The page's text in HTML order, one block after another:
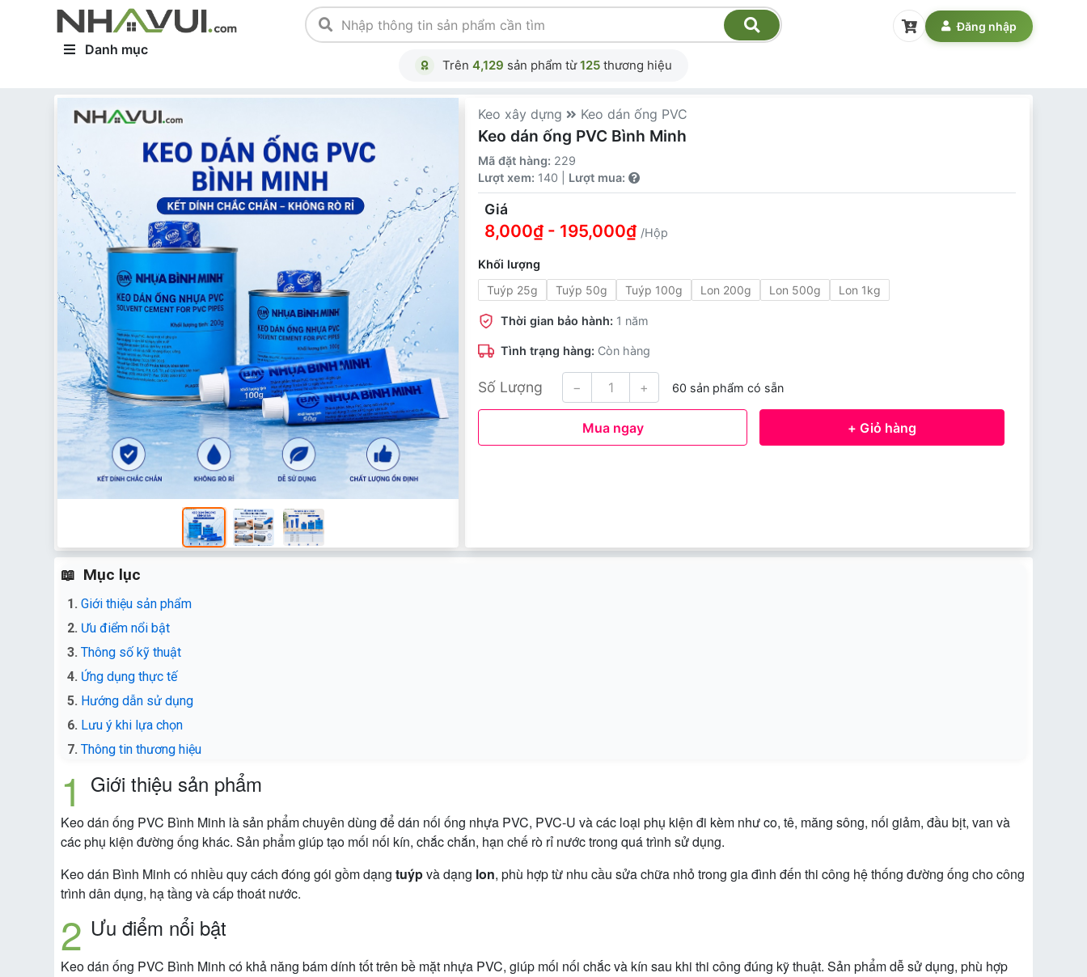
Danh mục
Trên 4,129 sản phẩm từ125 thương hiệu
Đăng nhập
Keo xây dựng Keo dán ống PVC
Keo dán ống PVC Bình Minh
Mã đặt hàng: 229
Lượt xem: 140 | Lượt mua:
Giá
8,000₫ - 195,000₫ /Hộp
Khối lượng
Tuýp 25g
Tuýp 50g Tuýp 100g Lon 200g Lon 500g Lon 1kg
Thời gian bảo hành: 1 năm
Tình trạng hàng: Còn hàng
Số Lượng − + 60 sản phẩm có sẵn
Mua ngay + Giỏ hàng
Mục lục
Giới thiệu sản phẩm
Ưu điểm nổi bật
Thông số kỹ thuật
Ứng dụng thực tế
Hướng dẫn sử dụng
Lưu ý khi lựa chọn
Thông tin thương hiệu
Giới thiệu sản phẩm
Keo dán ống PVC Bình Minh là sản phẩm chuyên dùng để dán nối ống nhựa PVC, PVC-U và các loại phụ kiện đi kèm như co, tê, măng sông, nối giảm, đầu bịt, van và
các phụ kiện đường ống khác. Sản phẩm giúp tạo mối nối kín, chắc chắn, hạn chế rò rỉ nước trong quá trình sử dụng.
Keo dán Bình Minh có nhiều quy cách đóng gói gồm dạng tuýpvà dạng lon, phù hợp từ nhu cầu sửa chữa nhỏ trong gia đình đến thi công hệ thống đường ống cho công
trình dân dụng, hạ tầng và cấp thoát nước.
Ưu điểm nổi bật
Keo dán ống PVC Bình Minh có khả năng bám dính tốt trên bề mặt nhựa PVC, giúp mối nối chắc và kín sau khi thi công đúng kỹ thuật. Sản phẩm dễ sử dụng, phù hợp